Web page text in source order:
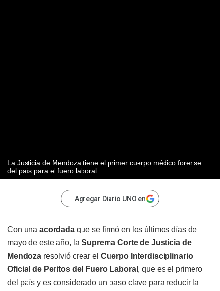
La Justicia de Mendoza tiene el primer cuerpo médico forense
del país para el fuero laboral.
Agregar Diario UNO en
Con una acordada que se firmó en los últimos días de
mayo de este año, la Suprema Corte de Justicia de
Mendoza resolvió crear el Cuerpo Interdisciplinario
Oficial de Peritos del Fuero Laboral , que es el primero
del país y es considerado un paso clave para reducir la